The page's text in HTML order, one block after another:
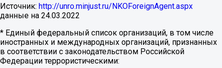
Источник: http://unro.minjust.ru/NKOForeignAgent.aspx
данные на 24.03.2022
* Единый федеральный список организаций, в том числе
иностранных и международных организаций, признанных
в соответствии с законодательством Российской
Федерации террористическими: